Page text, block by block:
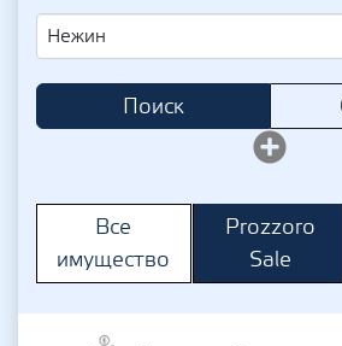
Нежин
Поиск
Все
имущество
Prozzoro
Sale